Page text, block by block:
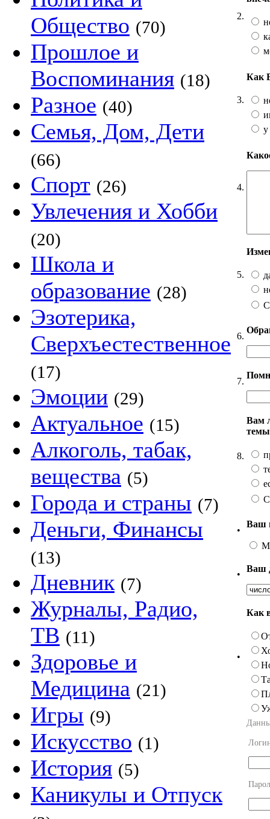
Общество (70)
Прошлое и
Воспоминания (18)
Разное (40)
Семья, Дом, Дети
(66)
Спорт (26)
Увлечения и Хобби
(20)
Школа и
образование (28)
Эзотерика,
Сверхъестественное
(17)
Эмоции (29)
Актуальное (15)
Алкоголь, табак,
вещества (5)
Города и страны (7)
Деньги, Финансы
(13)
Дневник (7)
Журналы, Радио,
ТВ (11)
Здоровье и
Медицина (21)
Игры (9)
Искусство (1)
История (5)
Каникулы и Отпуск
2.
3.
Как
у
4.
5.
6.
7.
8.
Вам
•
Ваш
•
Ваш
•
Как